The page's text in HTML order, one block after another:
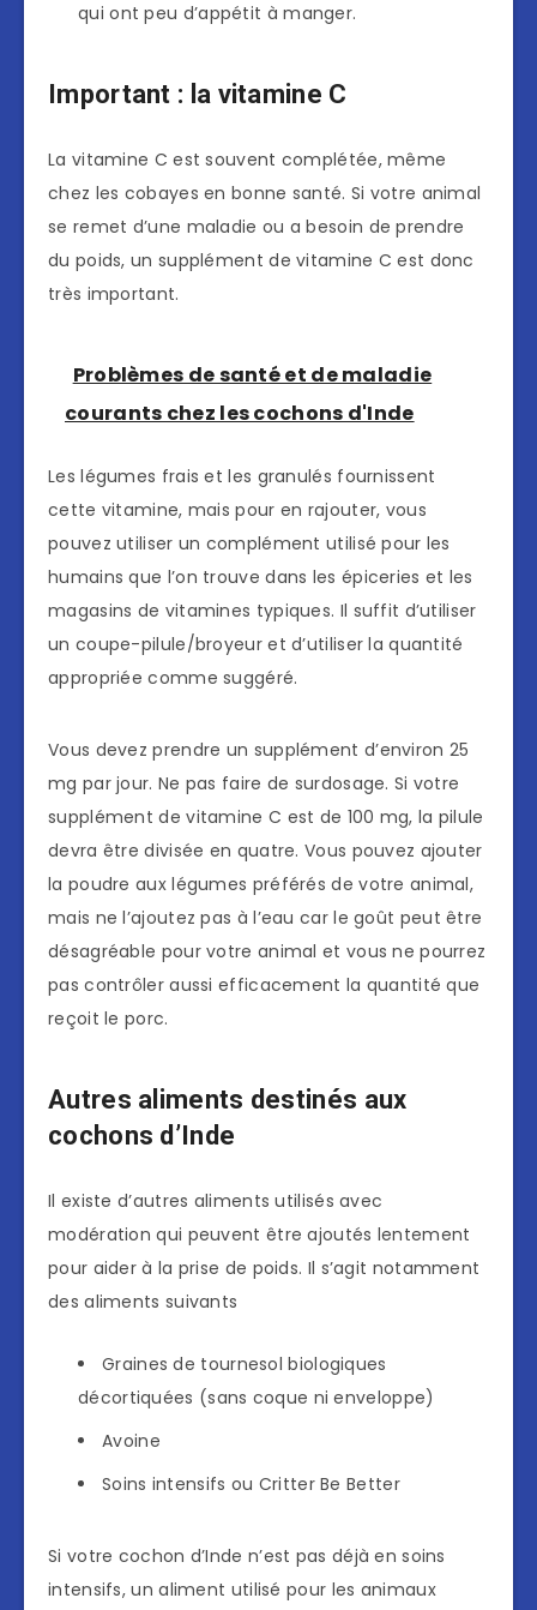
qui ont peu d’appétit à manger.
Important : la vitamine C
La vitamine C est souvent complétée, même
chez les cobayes en bonne santé. Si votre animal
se remet d’une maladie ou a besoin de prendre
du poids, un supplément de vitamine C est donc
très important.
Problèmes de santé et de maladie
courants chez les cochons d'Inde
Les légumes frais et les granulés fournissent
cette vitamine, mais pour en rajouter, vous
pouvez utiliser un complément utilisé pour les
humains que l’on trouve dans les épiceries et les
magasins de vitamines typiques. Il suffit d’utiliser
un coupe-pilule/broyeur et d’utiliser la quantité
appropriée comme suggéré.
Vous devez prendre un supplément d’environ 25
mg par jour. Ne pas faire de surdosage. Si votre
supplément de vitamine C est de 100 mg, la pilule
devra être divisée en quatre. Vous pouvez ajouter
la poudre aux légumes préférés de votre animal,
mais ne l’ajoutez pas à l’eau car le goût peut être
désagréable pour votre animal et vous ne pourrez
pas contrôler aussi efficacement la quantité que
reçoit le porc.
Autres aliments destinés aux
cochons d’Inde
Il existe d’autres aliments utilisés avec
modération qui peuvent être ajoutés lentement
pour aider à la prise de poids. Il s’agit notamment
des aliments suivants
Graines de tournesol biologiques
décortiquées (sans coque ni enveloppe)
Avoine
Soins intensifs ou Critter Be Better
Si votre cochon d’Inde n’est pas déjà en soins
intensifs, un aliment utilisé pour les animaux